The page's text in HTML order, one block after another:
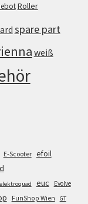
Roller
spare part
weiß
E-Scooter efoil
elektroquad euc
Evolve
FunShop Wien GT